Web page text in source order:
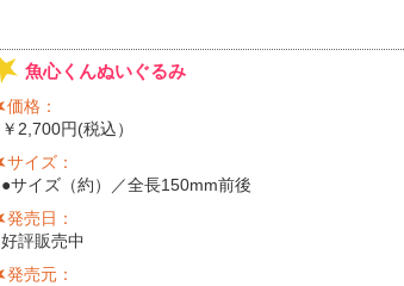
魚心くんぬいぐるみ
価格：
￥2,700円(税込）
サイズ：
●サイズ（約）／全長150mm前後
発売日：
好評販売中
発売元：